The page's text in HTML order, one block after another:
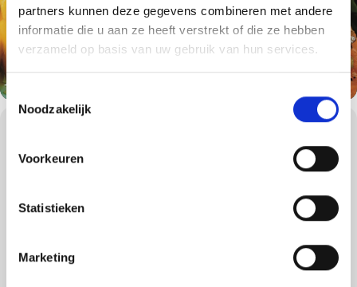
partners kunnen deze gegevens combineren met andere
informatie die u aan ze heeft verstrekt of die ze hebben
verzameld op basis van uw gebruik van hun services.
Toestemmingsselectie
Noodzakelijk
Voorkeuren
Statistieken
Marketing
Worsten of saté op de barbecue zijn altijd goed, maar heeft u liever
een keer iets anders of iets wat niet zwart van de barbecue af
fijne kneepjes van het barbecueën al onder de knie, maar wilt u
iets nieuws leren?
Tijdens de 4 uur durende BBQ workshop leren onze